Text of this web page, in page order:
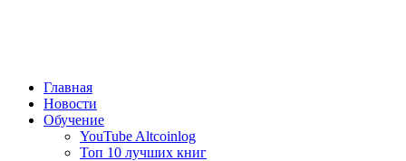
Главная
Новости
Обучение
YouTube Altcoinlog
Топ 10 лучших книг